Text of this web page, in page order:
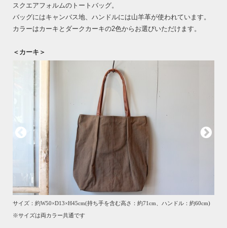
スクエアフォルムのトートバッグ。
バッグにはキャンバス地、ハンドルには山羊革が使われています。
カラーはカーキとダークカーキの2色からお選びいただけます。
＜カーキ＞
サイズ：約W50×D13×H45cm(持ち手を含む高さ：約71cm、ハンドル：約60cm)
※サイズは両カラー共通です